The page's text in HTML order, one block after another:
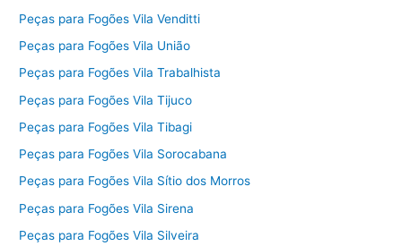
Peças para Fogões Vila Venditti
Peças para Fogões Vila União
Peças para Fogões Vila Trabalhista
Peças para Fogões Vila Tijuco
Peças para Fogões Vila Tibagi
Peças para Fogões Vila Sorocabana
Peças para Fogões Vila Sítio dos Morros
Peças para Fogões Vila Sirena
Peças para Fogões Vila Silveira